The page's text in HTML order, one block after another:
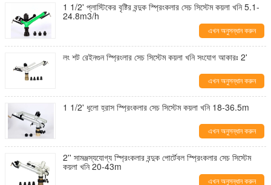
1 1/2' প্লাস্টিকের বৃষ্টির বন্দুক স্প্রিংকলার সেচ সিস্টেম কয়লা খনি 5.1-
24.8m3/h
এখন অনুসন্ধান করুন
লং শট রেইনগুন স্প্রিংলার সেচ সিস্টেম কয়লা খনি সংযোগ আকারঃ 2'
এখন অনুসন্ধান করুন
1 1/2' ধুলো হ্রাস স্প্রিংকলার সেচ সিস্টেম কয়লা খনি 18-36.5m
এখন অনুসন্ধান করুন
2'' সামঞ্জস্যযোগ্য স্প্রিংকলার বন্দুক পোর্টেবল স্প্রিংকলার সেচ সিস্টেম
কয়লা খনি 20-43m
এখন অনুসন্ধান করুন